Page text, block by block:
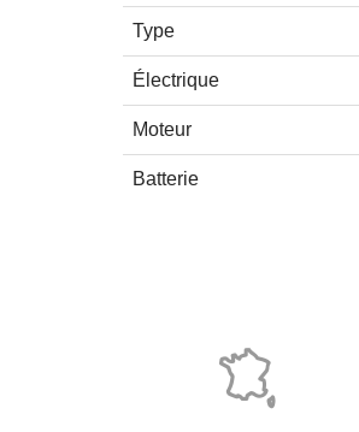
Type
Électrique
Moteur
Batterie